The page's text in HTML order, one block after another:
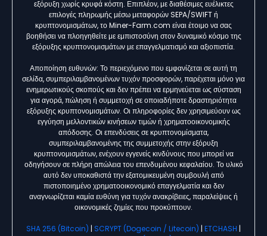
εξόρυξη χωρίς κρυφά κόστη. Επιπλέον, με διαθέσιμες ευέλικτες
επιλογές πληρωμής μέσω μεταφορών SEPA/SWIFT ή
κρυπτονομισμάτων, το Miner-Farm.com είναι έτοιμο να σας
βοηθήσει να πλοηγηθείτε με εμπιστοσύνη στον δυναμικό κόσμο της
εξόρυξης κρυπτονομισμάτων με επαγγελματισμό και αξιοπιστία.
Αποποίηση ευθυνών: Το περιεχόμενο που εμφανίζεται σε αυτή τη
σελίδα, συμπεριλαμβανομένων τυχόν προσφορών, παρέχεται μόνο για
ενημερωτικούς σκοπούς και δεν πρέπει να ερμηνεύεται ως σύσταση
για αγορά, πώληση ή συμμετοχή σε οποιαδήποτε δραστηριότητα
εξόρυξης κρυπτονομισμάτων. Οι πληροφορίες δεν χρησιμεύουν ως
εγγύηση μελλοντικών κινήσεων τιμών ή χρηματοοικονομικής
απόδοσης. Οι επενδύσεις σε κρυπτονομίσματα,
συμπεριλαμβανομένης της συμμετοχής στην εξόρυξη
κρυπτονομισμάτων, ενέχουν εγγενείς κινδύνους που μπορεί να
οδηγήσουν σε πλήρη απώλεια του επενδυμένου κεφαλαίου. Το υλικό
αυτό δεν υποκαθιστά την εξατομικευμένη συμβουλή από
πιστοποιημένο χρηματοοικονομικό επαγγελματία και δεν
αναγνωρίζεται καμία ευθύνη για τυχόν ανακρίβειες, παραλείψεις ή
οικονομικές ζημίες που προκύπτουν.
SHA 256 (Bitcoin) | SCRYPT (Dogecoin / Litecoin) | ETCHASH |